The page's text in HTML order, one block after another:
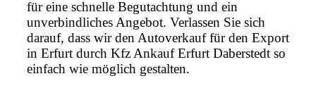
für eine schnelle Begutachtung und ein
unverbindliches Angebot. Verlassen Sie sich
darauf, dass wir den Autoverkauf für den Export
in Erfurt durch Kfz Ankauf Erfurt Daberstedt so
einfach wie möglich gestalten.